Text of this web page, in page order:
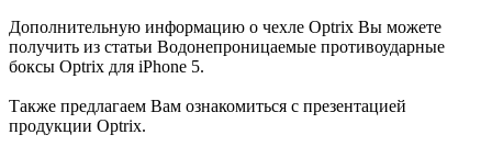
Дополнительную информацию о чехле Optrix Вы можете
получить из статьи Водонепроницаемые противоударные
боксы Optrix для iPhone 5.
Также предлагаем Вам ознакомиться с презентацией
продукции Optrix.